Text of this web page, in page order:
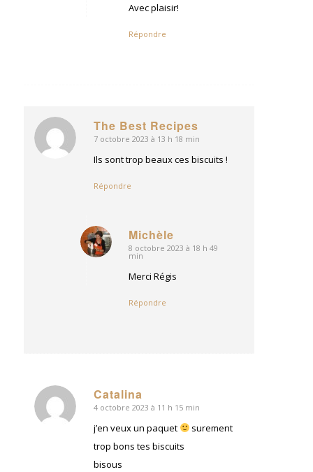
Avec plaisir!
Répondre
The Best Recipes
dit
:
7 octobre 2023 à 13 h 18 min
Ils sont trop beaux ces biscuits !
Répondre
Michèle
dit
8 octobre 2023 à 18 h 49
min
Merci Régis
Répondre
Catalina
dit
:
4 octobre 2023 à 11 h 15 min
j’en veux un paquet
surement
trop bons tes biscuits
bisous